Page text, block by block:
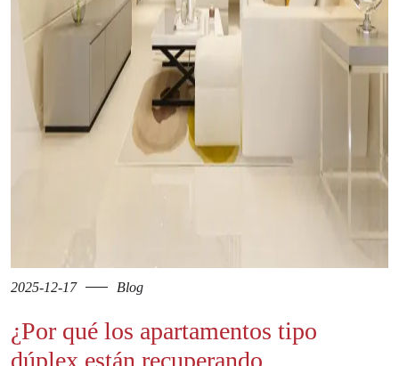
2025-12-17 Blog
¿Por qué los apartamentos tipo
dúplex están recuperando